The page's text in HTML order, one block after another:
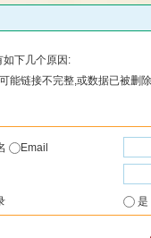
如下几个原因:
能链接不完整,或数据已被删
Email